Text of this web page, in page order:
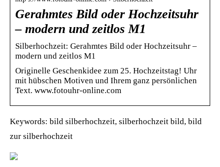
Gerahmtes Bild oder Hochzeitsuhr
– modern und zeitlos M1
Silberhochzeit: Gerahmtes Bild oder Hochzeitsuhr –
modern und zeitlos M1
Originelle Geschenkidee zum 25. Hochzeitstag! Uhr
mit hübschen Motiven und Ihrem ganz persönlichen
Text. www.fotouhr-online.com
Keywords: bild silberhochzeit, silberhochzeit bild, bild
zur silberhochzeit